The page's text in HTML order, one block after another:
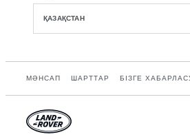
ҚАЗАҚСТАН
МӘНСАП ШАРТТАР БІЗГЕ